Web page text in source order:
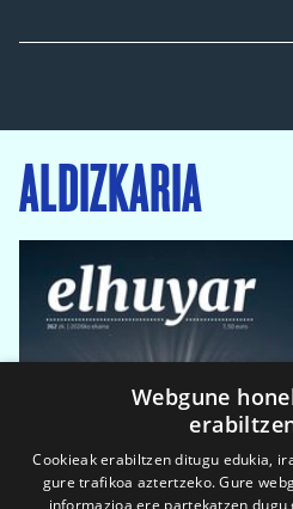
ALDIZKARIA
Webgune
Cookieak erabiltzen ditugu edukia,
gure trafikoa aztertzeko. Gure
informazioa ere partekatzen